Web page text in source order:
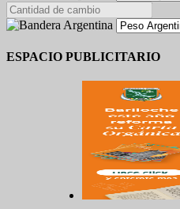
ESPACIO PUBLICITARIO